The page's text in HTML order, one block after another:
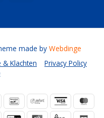
& Klachten
Privacy Policy
made by Webdinge